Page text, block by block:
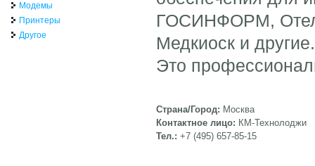
ГОСИНФОРМ,
Медкиоск и другие.
Это
Страна/Город: Москва
Контактное лицо: КМ-Технолоджи
Тел.: +7 (495) 657-85-15
Модемы
Принтеры
Другое